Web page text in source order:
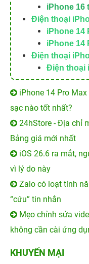
iPhone 16
Điện thoại
iPhone 14
iPhone 14
Điện thoại
Điện thoại
iPhone 14 Pro
sạc nào tốt nhất?
24hStore - Địa chỉ
Bảng giá mới nhất
iOS 26.6 ra mắt,
vì lý do này
Zalo có loạt tính
“cứu” tin nhắn
Mẹo chỉnh sửa
không cần cài ứng
KHUYẾN MẠI